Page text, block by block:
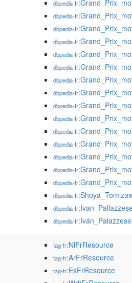
dbpedia-fr
dbpedia-fr
dbpedia-fr
dbpedia-fr
dbpedia-fr
dbpedia-fr
dbpedia-fr
dbpedia-fr
dbpedia-fr
dbpedia-fr
dbpedia-fr
dbpedia-fr
dbpedia-fr
dbpedia-fr
dbpedia-fr
dbpedia-fr
dbpedia-fr
dbpedia-fr:Iván_Palazzese
tag-fr:NlFrResource
tag-fr:ArFrResource
tag-fr:EsFrResource